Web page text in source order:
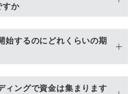
すか
始するのにどれくらいの期
ィングで資金は集まります